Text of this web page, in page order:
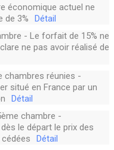
économique actuel ne
de 3%
Détail
- Le forfait de 15% ne
ne pas avoir réalisé de
chambres réunies -
situé en France par un
Détail
chambre -
le départ le prix des
Détail